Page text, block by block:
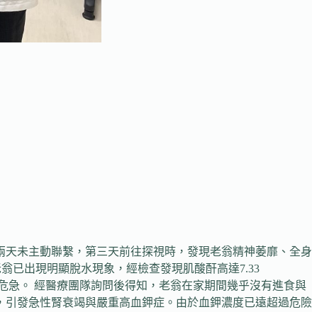
未主動聯繫，第三天前往探視時，發現老翁精神萎靡、全身
已出現明顯脫水現象，經檢查發現肌酸酐高達7.33
急。 經醫療團隊詢問後得知，老翁在家期間幾乎沒有進食與
發急性腎衰竭與嚴重高血鉀症。由於血鉀濃度已遠超過危險